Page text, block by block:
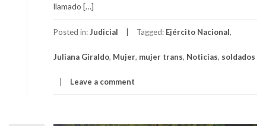
llamado […]
Posted in:Judicial Tagged: Ejército Nacional,
Juliana Giraldo, Mujer, mujer trans, Noticias, soldados
Leave a comment